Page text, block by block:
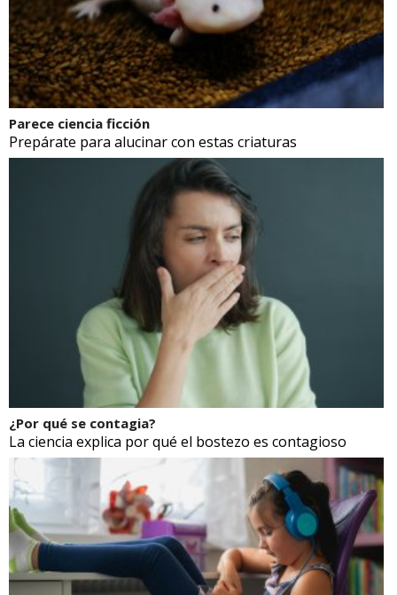
Parece ciencia ficción
Prepárate para alucinar con estas criaturas
¿Por qué se contagia?
La ciencia explica por qué el bostezo es contagioso